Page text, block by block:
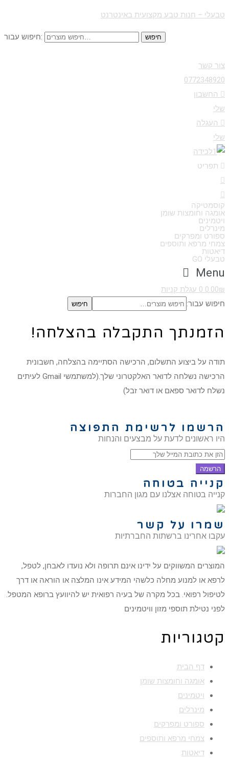
טבעלי – חנות טבע מקצועית באינטרנט
חיפוש עבור: חיפוש
צור קשר
0772348920
החשבון
שלי
העגלה
שלי
תפריט
קוסמטיקה
אומגה וחומצות שומן
ויטמינים
מינרלים
ספורט ומפרקים
צמחי מרפא ותוספים
דיאטות
טבעלי GO
Menu
0.00₪
0 עגלת קניות
חיפוש עבור:
חיפוש
הזמנתך התקבלה בהצלחה!
תודה על ביצוע התשלום, הרכישה הסתיימה בהצלחה, חשבונית
הרכישה נשלחה לדואר האלקטרוני שלך.(למשתמשי Gmail לעיתים
נשלח לדואר ספאם או דואר זבל)
הרשמו לרשימת התפוצה
היו ראשונים לדעת על מבצעים והנחות
הרשמה
קנייה בטוחה
קנייה בטוחה אצלנו עם מגון החברות
שמרו על קשר
עקבו אחרינו ברשתות החברתיות
המוצרים המשווקים על ידינו אינם תרופה ולא נועדו לאבחן, לטפל,
לרפא או למנוע מחלה כלשהי המידע אינו המלצה או הוראה או דרך
לטיפול רפואי. בכל מקרה של בעיה רפואית יש להיוועץ ברופא המטפל.
לפני נטילת תוספי מזון וויטמינים
קטגוריות
דף הבית
אומגה וחומצות שומן
ויטמינים
מינרלים
ספורט ומפרקים
צמחי מרפא ותוספים
דיאטות